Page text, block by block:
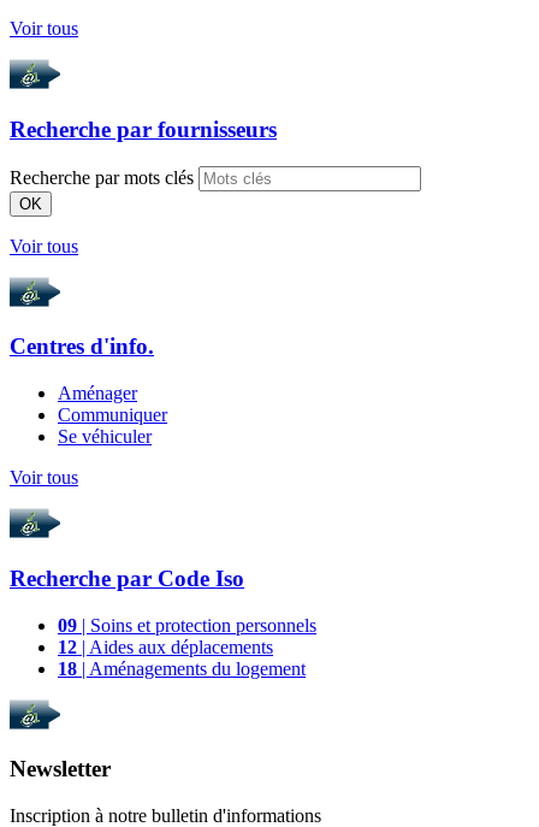
Voir tous
Recherche par fournisseurs
Recherche par mots clés
OK
Voir tous
Centres d'info.
Aménager
Communiquer
Se véhiculer
Voir tous
Recherche par Code Iso
09 | Soins et protection personnels
12 | Aides aux déplacements
18 | Aménagements du logement
Newsletter
Inscription à notre bulletin d'informations